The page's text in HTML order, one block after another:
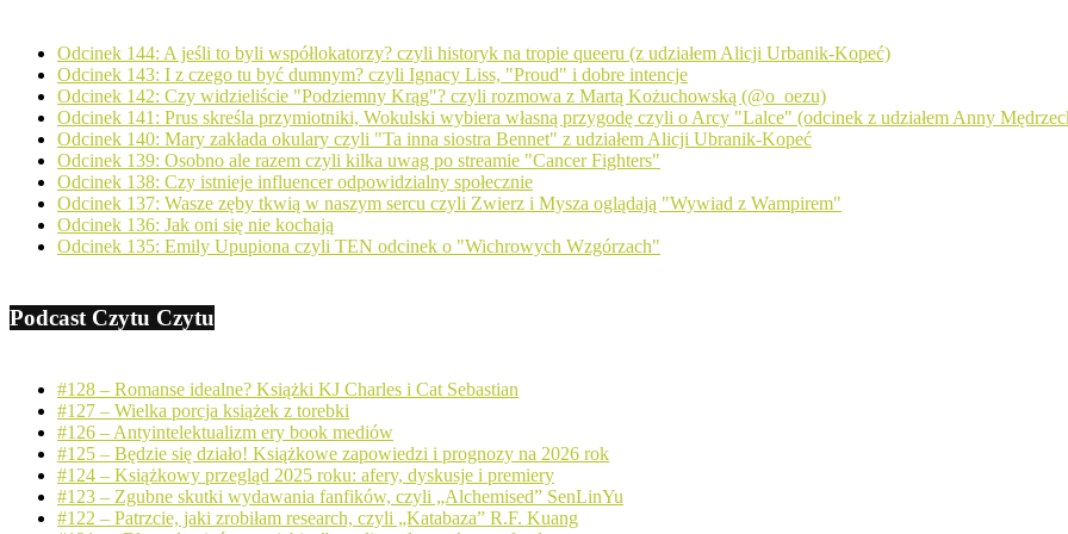
Odcinek 144: A jeśli to byli współlokatorzy? czyli historyk na tropie queeru (z udziałem Alicji Urbanik-Kopeć)
Odcinek 143: I z czego tu być dumnym? czyli Ignacy Liss, "Proud" i dobre intencje
Odcinek 142: Czy widzieliście "Podziemny Krąg"? czyli rozmowa z Martą Kożuchowską (@o_oezu)
Odcinek 141: Prus skreśla przymiotniki, Wokulski wybiera własną przygodę czyli o Arcy "Lalce" (odcinek z udziałem Anny
Odcinek 140: Mary zakłada okulary czyli "Ta inna siostra Bennet" z udziałem Alicji Ubranik-Kopeć
Odcinek 139: Osobno ale razem czyli kilka uwag po streamie "Cancer Fighters"
Odcinek 138: Czy istnieje influencer odpowidzialny społecznie
Odcinek 137: Wasze zęby tkwią w naszym sercu czyli Zwierz i Mysza oglądają "Wywiad z Wampirem"
Odcinek 136: Jak oni się nie kochają
Odcinek 135: Emily Upupiona czyli TEN odcinek o "Wichrowych Wzgórzach"
Podcast Czytu Czytu
#128 – Romanse idealne? Książki KJ Charles i Cat Sebastian
#127 – Wielka porcja książek z torebki
#126 – Antyintelektualizm ery book mediów
#125 – Będzie się działo! Książkowe zapowiedzi i prognozy na 2026 rok
#124 – Książkowy przegląd 2025 roku: afery, dyskusje i premiery
#123 – Zgubne skutki wydawania fanfików, czyli „Alchemised” SenLinYu
#122 – Patrzcie, jaki zrobiłam research, czyli „Katabaza” R.F. Kuang